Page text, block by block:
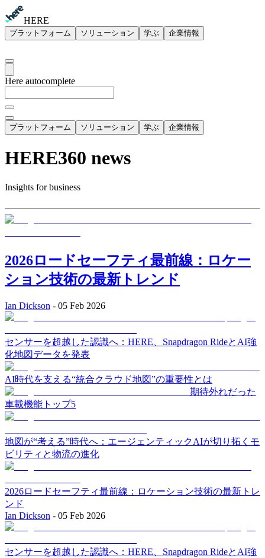
HERE
プラットフォーム ソリューション 学ぶ 企業情報
Here autocomplete
プラットフォーム ソリューション 学ぶ 企業情報
HERE360 news
Insights for business
2026ロードセーフティ最前線：ロケー
ション技術の最新トレンド
Ian Dickson - 05 Feb 2026
センサーを超越した認識へ：HERE、Snapdragon RideとAI強
化地図データを発表
AI時代を支える“統合クラウド地図”の重要性とは
期待外れだった
車載機能トップ5
地図が“考える”時代へ：エージェンティックAIが切り拓くモ
ビリティと物流の進化
2026ロードセーフティ最前線：ロケーション技術の最新トレ
ンド
Ian Dickson - 05 Feb 2026
センサーを超越した認識へ：HERE、Snapdragon RideとAI強